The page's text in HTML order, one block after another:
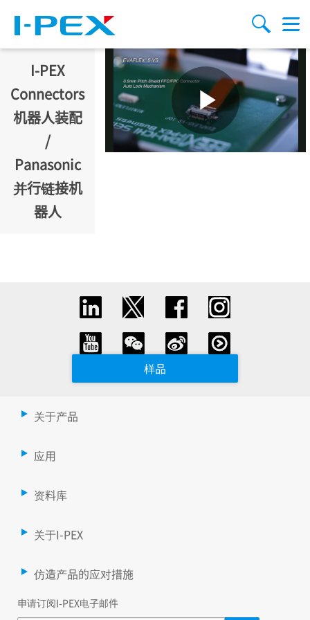
搜索
Menu
I-PEX
Connectors
机器人装配
/
Panasonic
并行链接机
器人
样品
关于产品
应用
资料库
关于I-PEX
仿造产品的应对措施
申请订阅I-PEX电子邮件